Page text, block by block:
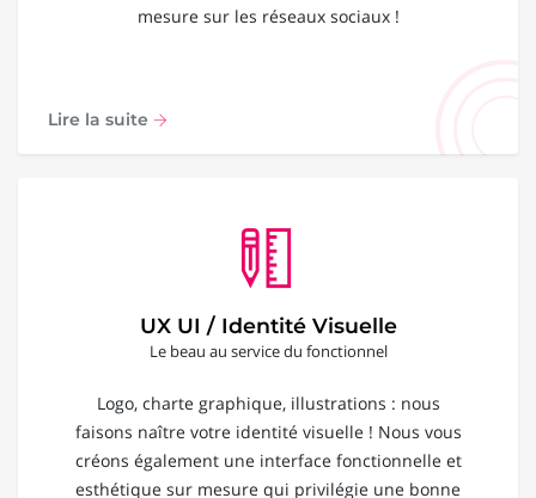
mesure sur les réseaux sociaux !
Lire la suite
UX UI / Identité Visuelle
Le beau au service du fonctionnel
Logo, charte graphique, illustrations : nous
faisons naître votre identité visuelle ! Nous vous
créons également une interface fonctionnelle et
esthétique sur mesure qui privilégie une bonne